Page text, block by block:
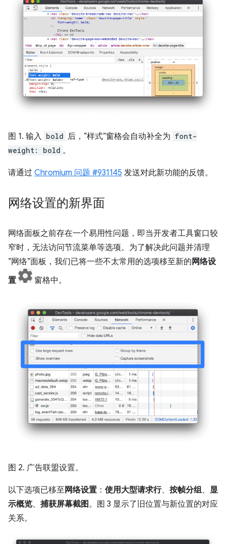
图 1. 输入 bold 后，“样式”窗格会自动补全为 font-
weight: bold 。
请通过 Chromium 问题 #931145 发送对此新功能的反馈。
网络设置的新界面
网络面板之前存在一个易用性问题，即当开发者工具窗口较
窄时，无法访问节流菜单等选项。为了解决此问题并清理
“网络”面板，我们已将一些不太常用的选项移至新的 网络设
置
窗格中。
图 2. 广告联盟设置。
以下选项已移至网络设置 ： 使用大型请求行、 按帧分组、 显
示概览、 捕获屏幕截图。图 3 显示了旧位置与新位置的对应
关系。